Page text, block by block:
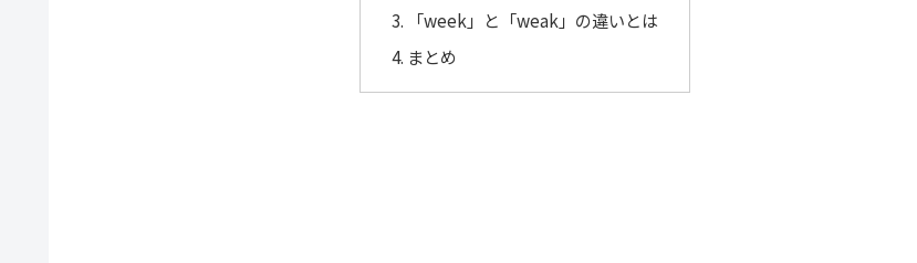
「week」と「weak」の違いとは
まとめ